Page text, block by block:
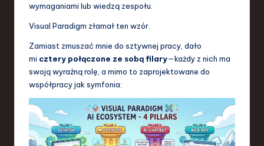
wymaganiami lub wiedzą zespołu.
Visual Paradigm złamał ten wzór.
Zamiast zmuszać mnie do sztywnej pracy, dało
mi cztery połączone ze sobą filary—każdy z nich ma
swoją wyraźną rolę, a mimo to zaprojektowane do
współpracy jak symfonia: